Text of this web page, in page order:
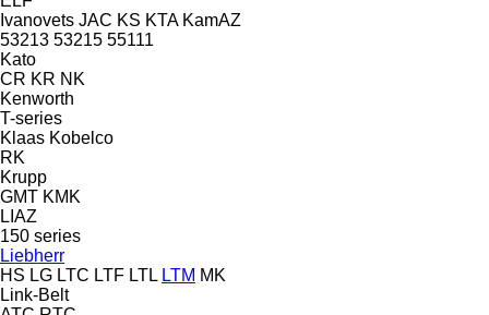
Ivanovets JAC KS KTA KamAZ
53213 53215 55111
Kato
CR KR NK
Kenworth
T-series
Klaas Kobelco
RK
Krupp
GMT KMK
LIAZ
150 series
Liebherr
HS LG LTC LTF LTL LTM MK
Link-Belt